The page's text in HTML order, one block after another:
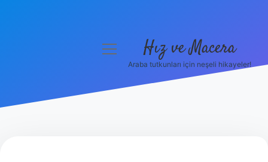
menüyü
Hız ve Macera
Araba tutkunları için neşeli hikayeler!